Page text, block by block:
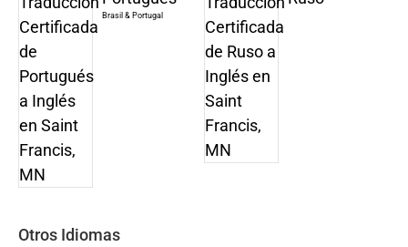
Brasil & Portugal
Otros Idiomas